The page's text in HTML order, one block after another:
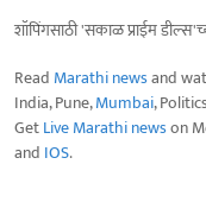
शॉपिंगसाठी 'सकाळ प्राईम
Read Marathi newsand
India, Pune,Mumbai,
GetLive Marathi newson
and IOS.